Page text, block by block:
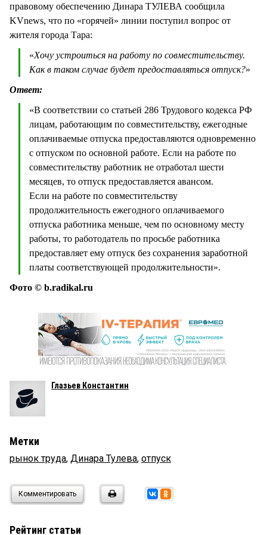
правовому обеспечению Динара ТУЛЕВА сообщила
KVnews, что по «горячей» линии поступил вопрос от
жителя города Тара:
«Хочу устроиться на работу по совместительству.
Как в таком случае будет предоставляться отпуск?»
Ответ:
«В соответствии со статьей 286 Трудового кодекса РФ
лицам, работающим по совместительству, ежегодные
оплачиваемые отпуска предоставляются одновременно
с отпуском по основной работе. Если на работе по
совместительству работник не отработал шести
месяцев, то отпуск предоставляется авансом.
Если на работе по совместительству
продолжительность ежегодного оплачиваемого
отпуска работника меньше, чем по основному месту
работы, то работодатель по просьбе работника
предоставляет ему отпуск без сохранения заработной
платы соответствующей продолжительности».
Фото © b.radikal.ru
Глазьев Константин
Метки
рынок труда, Динара Тулева, отпуск
Комментировать
Рейтинг статьи